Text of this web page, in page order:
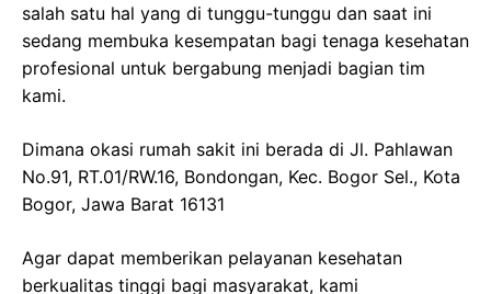
salah satu hal yang di tunggu-tunggu dan saat ini
sedang membuka kesempatan bagi tenaga kesehatan
profesional untuk bergabung menjadi bagian tim
kami.
Dimana okasi rumah sakit ini berada di Jl. Pahlawan
No.91, RT.01/RW.16, Bondongan, Kec. Bogor Sel., Kota
Bogor, Jawa Barat 16131
Agar dapat memberikan pelayanan kesehatan
berkualitas tinggi bagi masyarakat, kami